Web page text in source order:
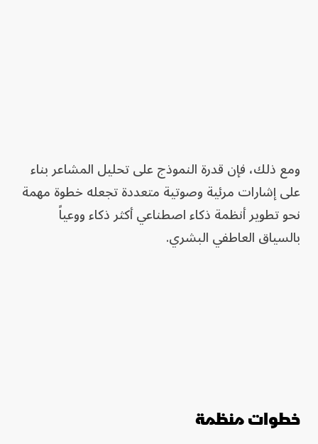
ومع ذلك، فإن قدرة النموذج على تحليل المشاعر بناء
على إشارات مرئية وصوتية متعددة تجعله خطوة مهمة
نحو تطوير أنظمة ذكاء اصطناعي أكثر ذكاء ووعياً
بالسياق العاطفي البشري.
خطوات منظمة